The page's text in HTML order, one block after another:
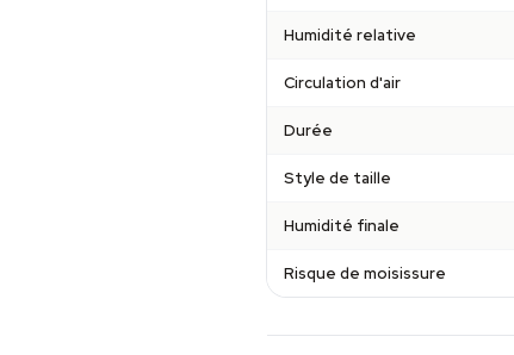
Humidité relative
Circulation d'air
Durée
Style de taille
Humidité finale
Risque de moisissure